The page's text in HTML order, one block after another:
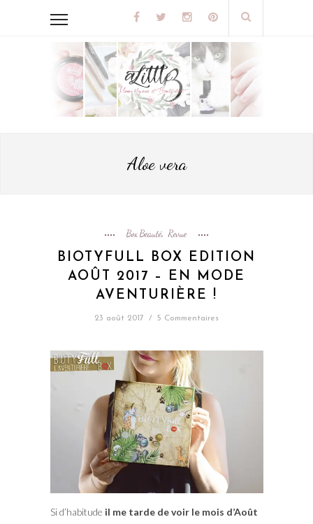
Aloe vera
Box Beauté, Revue
BIOTYFULL BOX EDITION
AOÛT 2017 – EN MODE
AVENTURIÈRE !
23 août 2017 / 5 Commentaires
Si d’habitude il me tarde de voir le mois d’Août